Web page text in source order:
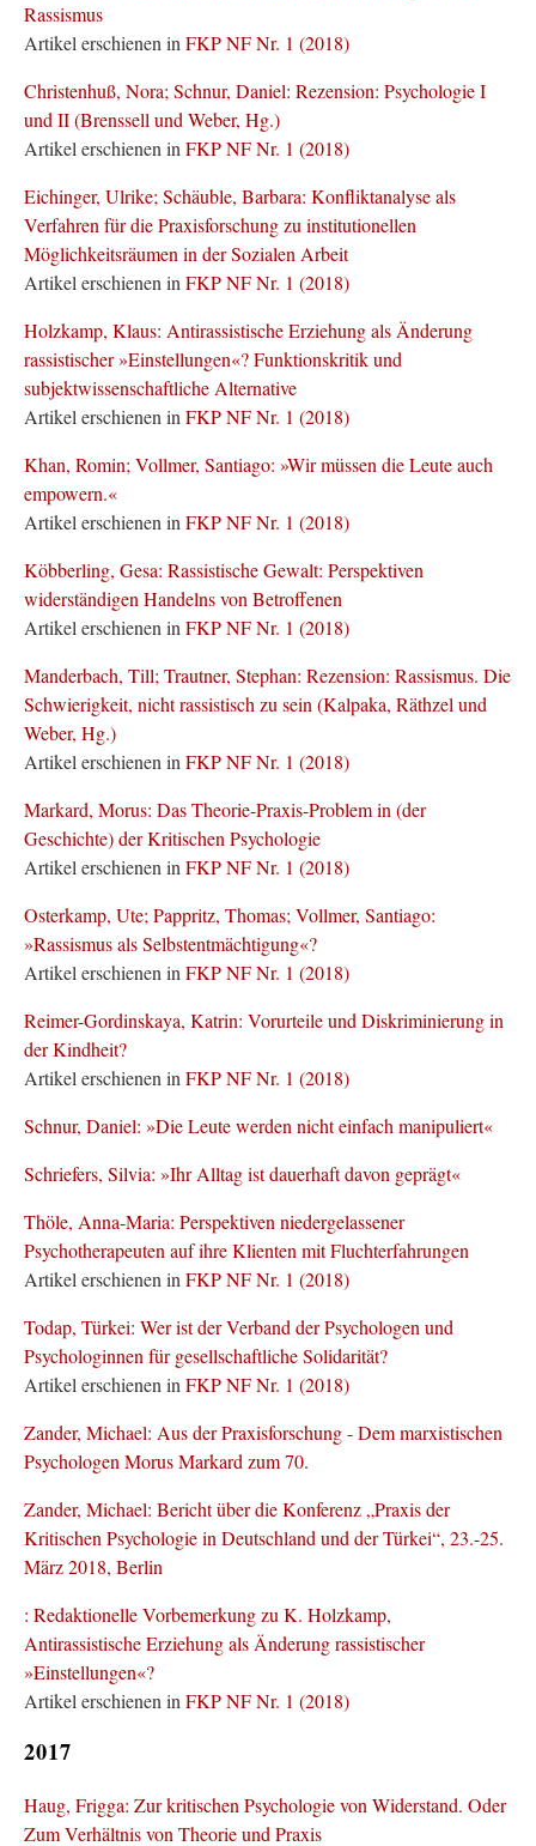
Rassismus
Artikel erschienen in FKP NF Nr. 1 (2018)
Christenhuß, Nora; Schnur, Daniel: Rezension: Psychologie I
und II (Brenssell und Weber, Hg.)
Artikel erschienen in FKP NF Nr. 1 (2018)
Eichinger, Ulrike; Schäuble, Barbara: Konfliktanalyse als
Verfahren für die Praxisforschung zu institutionellen
Möglichkeitsräumen in der Sozialen Arbeit
Artikel erschienen in FKP NF Nr. 1 (2018)
Holzkamp, Klaus: Antirassistische Erziehung als Änderung
rassistischer »Einstellungen«? Funktionskritik und
subjektwissenschaftliche Alternative
Artikel erschienen in FKP NF Nr. 1 (2018)
Khan, Romin; Vollmer, Santiago: »Wir müssen die Leute auch
empowern.«
Artikel erschienen in FKP NF Nr. 1 (2018)
Köbberling, Gesa: Rassistische Gewalt: Perspektiven
widerständigen Handelns von Betroffenen
Artikel erschienen in FKP NF Nr. 1 (2018)
Manderbach, Till; Trautner, Stephan: Rezension: Rassismus. Die
Schwierigkeit, nicht rassistisch zu sein (Kalpaka, Räthzel und
Weber, Hg.)
Artikel erschienen in FKP NF Nr. 1 (2018)
Markard, Morus: Das Theorie-Praxis-Problem in (der
Geschichte) der Kritischen Psychologie
Artikel erschienen in FKP NF Nr. 1 (2018)
Osterkamp, Ute; Pappritz, Thomas; Vollmer, Santiago:
»Rassismus als Selbstentmächtigung«?
Artikel erschienen in FKP NF Nr. 1 (2018)
Reimer-Gordinskaya, Katrin: Vorurteile und Diskriminierung in
der Kindheit?
Artikel erschienen in FKP NF Nr. 1 (2018)
Schnur, Daniel: »Die Leute werden nicht einfach manipuliert«
Schriefers, Silvia: »Ihr Alltag ist dauerhaft davon geprägt«
Thöle, Anna-Maria: Perspektiven niedergelassener
Psychotherapeuten auf ihre Klienten mit Fluchterfahrungen
Artikel erschienen in FKP NF Nr. 1 (2018)
Todap, Türkei: Wer ist der Verband der Psychologen und
Psychologinnen für gesellschaftliche Solidarität?
Artikel erschienen in FKP NF Nr. 1 (2018)
Zander, Michael: Aus der Praxisforschung - Dem marxistischen
Psychologen Morus Markard zum 70.
Zander, Michael: Bericht über die Konferenz „Praxis der
Kritischen Psychologie in Deutschland und der Türkei“, 23.-25.
März 2018, Berlin
: Redaktionelle Vorbemerkung zu K. Holzkamp,
Antirassistische Erziehung als Änderung rassistischer
»Einstellungen«?
Artikel erschienen in FKP NF Nr. 1 (2018)
2017
Haug, Frigga: Zur kritischen Psychologie von Widerstand. Oder
Zum Verhältnis von Theorie und Praxis